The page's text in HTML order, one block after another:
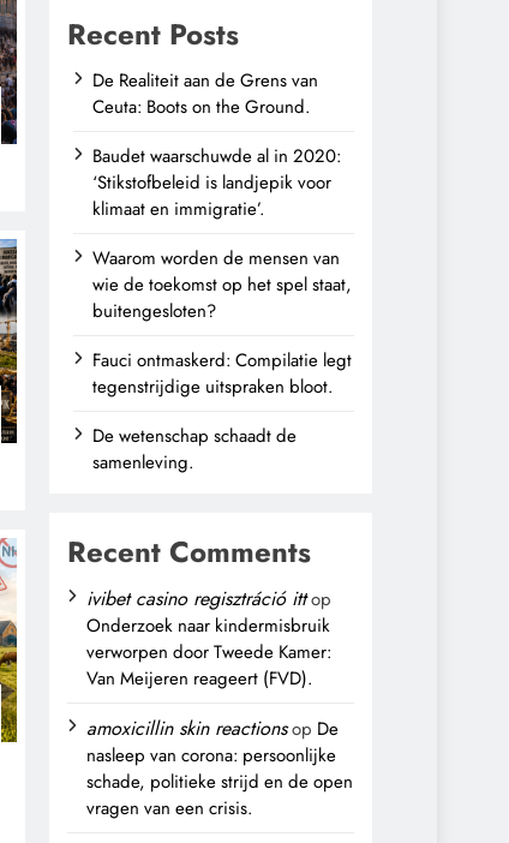
Recent Posts
De Realiteit aan de Grens van
Ceuta: Boots on the Ground.
Baudet waarschuwde al in 2020:
‘Stikstofbeleid is landjepik voor
klimaat en immigratie’.
Waarom worden de mensen van
wie de toekomst op het spel staat,
buitengesloten?
Fauci ontmaskerd: Compilatie legt
tegenstrijdige uitspraken bloot.
De wetenschap schaadt de
samenleving.
Recent Comments
ivibet casino regisztráció ittop
Onderzoek naar kindermisbruik
verworpen door Tweede Kamer:
Van Meijeren reageert (FVD).
amoxicillin skin reactionsop De
nasleep van corona: persoonlijke
schade, politieke strijd en de open
vragen van een crisis.